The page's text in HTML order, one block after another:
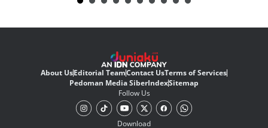
About UsEditorial TeamContact UsTerms of Services
Pedoman Media SiberIndexSitemap
Follow Us
Download